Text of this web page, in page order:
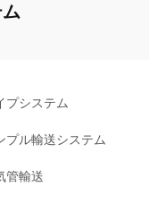
プシステム
プル輸送システム
管輸送